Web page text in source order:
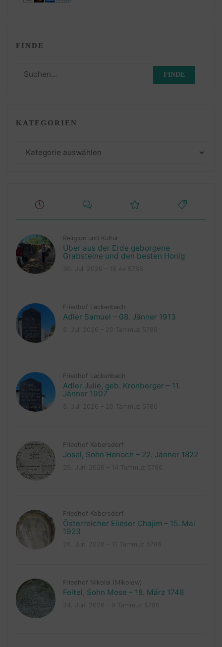
FINDE
Suchen
KATEGORIEN
Religion und Kultur
Über aus der Erde geborgene
Grabsteine und den besten Honig
Friedhof Lackenbach
Adler Samuel – 08. Jänner 1913
Friedhof Lackenbach
Adler Julie, geb. Kronberger – 11.
Jänner 1907
Friedhof Kobersdorf
Josel, Sohn Henoch – 22. Jänner 1822
Friedhof Kobersdorf
Österreicher Elieser Chajim – 15. Mai
1923
Friedhof Nikolai (Mikolow)
Feitel, Sohn Mose – 18. März 1748